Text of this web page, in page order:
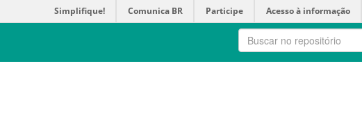
Simplifique! Comunica BR Participe Acesso à informação